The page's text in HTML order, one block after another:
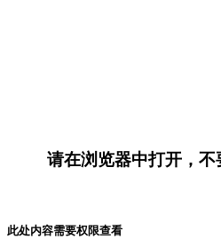
请在浏览器中打开，不
此处内容需要权限查看